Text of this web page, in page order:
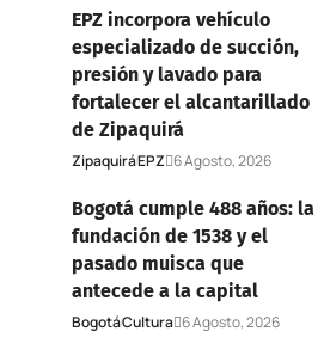
EPZ incorpora vehículo
especializado de succión,
presión y lavado para
fortalecer el alcantarillado
de Zipaquirá
ZipaquiráEPZ 6 Agosto, 2026
Bogotá cumple 488 años: la
fundación de 1538 y el
pasado muisca que
antecede a la capital
BogotáCultura 6 Agosto, 2026